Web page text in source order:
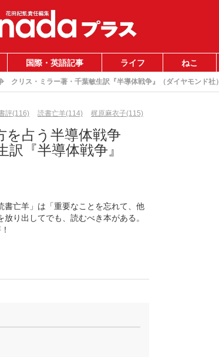
国際・英語記事 ライフ ねこ
クリス・ミラー著・千葉敏生訳『半導体戦争』（ダイヤモンド社）
評(116) 読書亡羊(114) 梶原麻衣子(115)
を占う半導体戦争
『半導体戦争』
書亡羊」は「重要なことを忘れて、他
り出してでも、読むべき本がある。